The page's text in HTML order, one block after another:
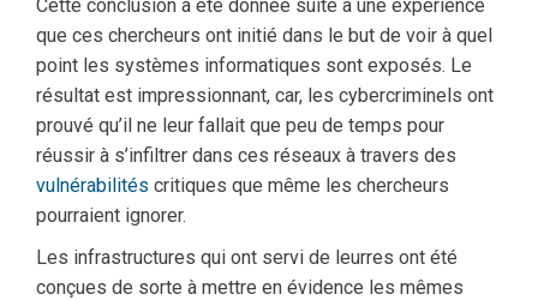
Cette conclusion a été donnée suite à une expérience
que ces chercheurs ont initié dans le but de voir à quel
point les systèmes informatiques sont exposés. Le
résultat est impressionnant, car, les cybercriminels ont
prouvé qu’il ne leur fallait que peu de temps pour
réussir à s’infiltrer dans ces réseaux à travers des
vulnérabilités critiques que même les chercheurs
pourraient ignorer.
Les infrastructures qui ont servi de leurres ont été
conçues de sorte à mettre en évidence les mêmes